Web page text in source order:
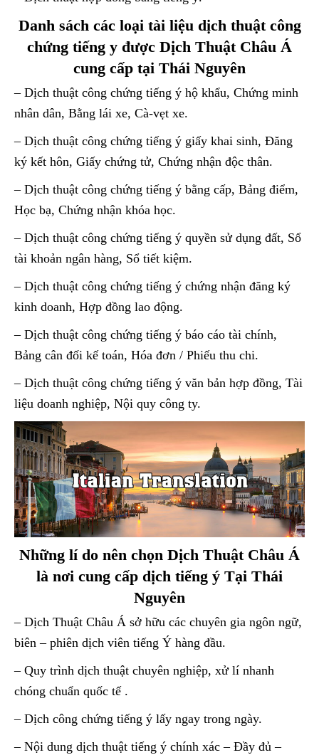
Danh sách các loại tài liệu dịch thuật công
chứng tiếng y được Dịch Thuật Châu Á
cung cấp tại Thái Nguyên
– Dịch thuật công chứng tiếng ý hộ khẩu, Chứng minh
nhân dân, Bằng lái xe, Cà-vẹt xe.
– Dịch thuật công chứng tiếng ý giấy khai sinh, Đăng
ký kết hôn, Giấy chứng tử, Chứng nhận độc thân.
– Dịch thuật công chứng tiếng ý bằng cấp, Bảng điểm,
Học bạ, Chứng nhận khóa học.
– Dịch thuật công chứng tiếng ý quyền sử dụng đất, Sổ
tài khoản ngân hàng, Sổ tiết kiệm.
– Dịch thuật công chứng tiếng ý chứng nhận đăng ký
kinh doanh, Hợp đồng lao động.
– Dịch thuật công chứng tiếng ý báo cáo tài chính,
Bảng cân đối kế toán, Hóa đơn / Phiếu thu chi.
– Dịch thuật công chứng tiếng ý văn bản hợp đồng, Tài
liệu doanh nghiệp, Nội quy công ty.
Những lí do nên chọn Dịch Thuật Châu Á
là nơi cung cấp dịch tiếng ý Tại Thái
Nguyên
– Dịch Thuật Châu Á sở hữu các chuyên gia ngôn ngữ,
biên – phiên dịch viên tiếng Ý hàng đầu.
– Quy trình dịch thuật chuyên nghiệp, xử lí nhanh
chóng chuẩn quốc tế .
– Dịch công chứng tiếng ý lấy ngay trong ngày.
– Nội dung dịch thuật tiếng ý chính xác – Đầy đủ –